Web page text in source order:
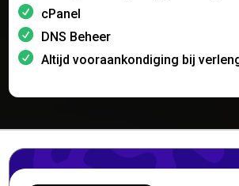
cPanel
DNS Beheer
Altijd vooraankondiging bij